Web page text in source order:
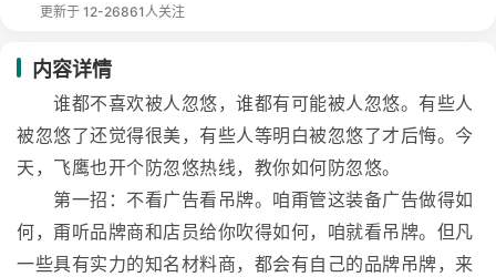
更新于 12-26861人关注
内容详情
谁都不喜欢被人忽悠，谁都有可能被人忽悠。有些人
被忽悠了还觉得很美，有些人等明白被忽悠了才后悔。今
天，飞鹰也开个防忽悠热线，教你如何防忽悠。
第一招：不看广告看吊牌。咱甭管这装备广告做得如
何，甭听品牌商和店员给你吹得如何，咱就看吊牌。但凡
一些具有实力的知名材料商，都会有自己的品牌吊牌，来